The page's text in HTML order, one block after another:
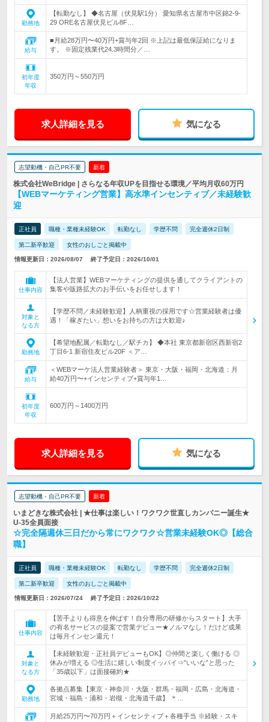
勤務地
【転勤なし】 ◆名古屋（伏見駅1分） 愛知県名古屋市中区錦2-9-
29 ORE名古屋伏見ビル8F…
給与
■月給28万円〜40万円+賞与年2回 ※上記は最低保証給になりま
す。 ※固定残業代24.3時間分／…
初年度
年収
350万円～550万円
求人詳細を見る 気になる
志望動機・自己PR不要 新着
株式会社WeBridge | さらなる年収UPを目指せる環境／平均月収60万円
【WEBマーケティング営業】高水準インセンティブ／未経験歓
迎
正社員 職種・業種未経験OK 転勤なし 学歴不問 完全週休2日制
第二新卒歓迎 女性のおしごと掲載中
情報更新日：2026/08/07 終了予定日：2026/10/01
仕事内容
【法人営業】WEBマーケティングの提供を通してクライアントの
集客や販路拡大のお手伝いをお任せします！
対象と
なる方
【学歴不問／未経験歓迎】人柄重視の採用です☆営業経験者は優
遇！「稼ぎたい」想いをお持ちの方は大歓迎♪
勤務地
【希望地配属／転勤なし／駅チカ】 ◆本社 東京都新宿区西新宿2
丁目6-1 新宿住友ビル20F ＜ア…
給与
＜WEBマーケ法人営業経験者＞ 東京・大阪・福岡・北海道：月
給40万円〜+インセンティブ+賞与年1…
初年度
年収
600万円～1400万円
求人詳細を見る 気になる
志望動機・自己PR不要 新着
いまどきな株式会社 | ★仕事は楽しい！ワクワク世直しカンパニー誕生★
U-35全員面接
☆完全隔週休三日だから常にワクワク☆営業未経験OK◎【総合
職】
正社員 職種・業種未経験OK 転勤なし 学歴不問 完全週休2日制
第二新卒歓迎 女性のおしごと掲載中
情報更新日：2026/07/24 終了予定日：2026/10/22
仕事内容
【苦手よりも得意を伸ばす！自分専用の研修からスタート】大手
の有名サービスの提案で営業デビュー★ノルマなし！だけど成果
は毎月インセン還元！
対象と
なる方
【未経験歓迎・正社員デビューもOK】◎仲間と楽しく働ける ◎
休みが増える ◎生活に嬉しい制度イッパイ⇒”いいな”と思った
「35歳以下」は面接確約★
勤務地
各拠点募集【東京・神奈川・大阪・群馬・福岡・広島・北海道・
宮城・福島・浦和・岩槻・北海道千歳】 ＊…
月給25万円〜70万円＋インセンティブ＋各種手当 ※経験・スキ